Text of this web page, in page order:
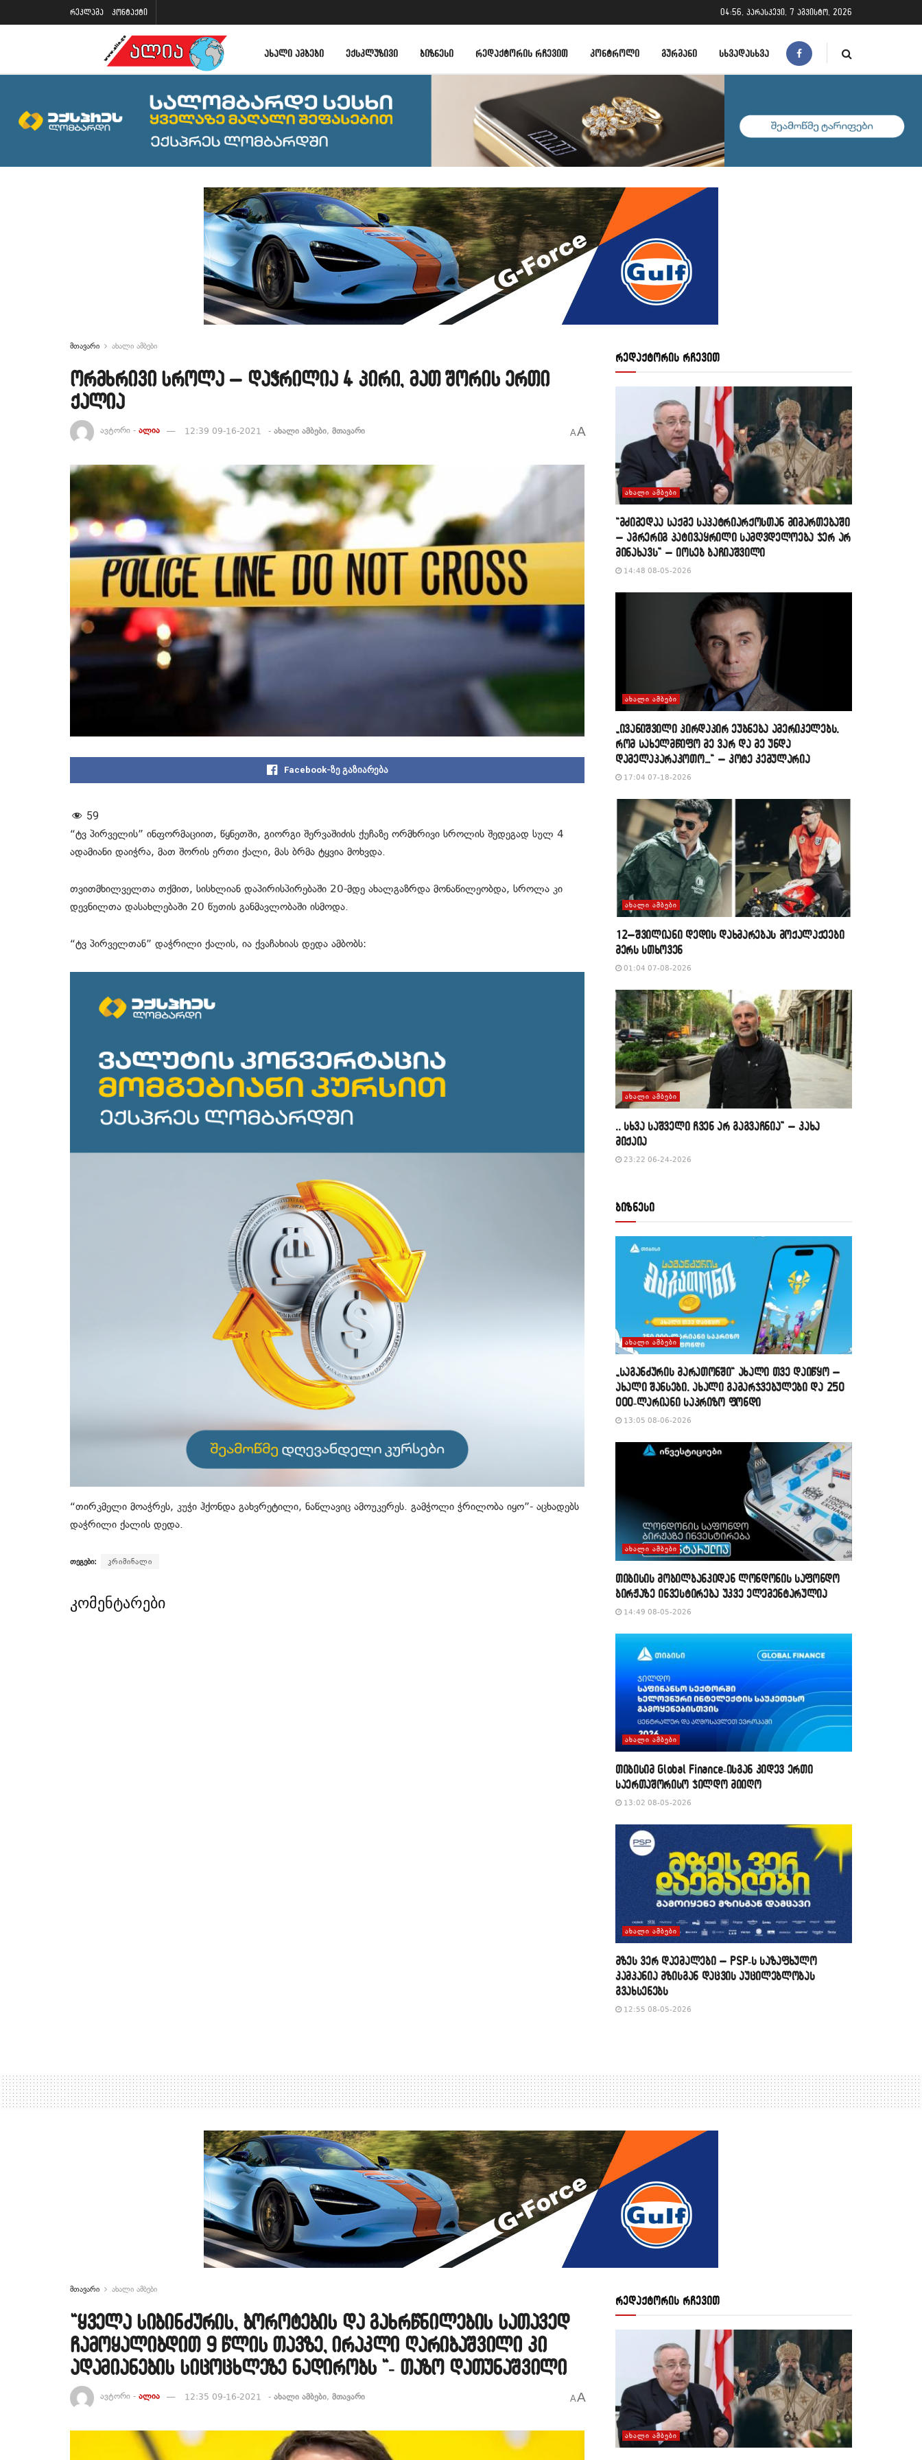
რეკლამა კონტაქტი 04:56, პარასკევი, 7 აგვისტო, 2026
ᲐᲮᲐᲚᲘ ᲐᲛᲑᲔᲑᲘ ᲔᲥᲡᲙᲚᲣᲖᲘᲕᲘ ᲑᲘᲖᲜᲔᲡᲘ ᲠᲔᲓᲐᲥᲢᲝᲠᲘᲡ ᲠᲩᲔᲕᲘᲗ ᲙᲝᲜᲢᲠᲝᲚᲘ ᲒᲣᲠᲛᲐᲜᲘ ᲡᲮᲕᲐᲓᲐᲡᲮᲕᲐ
მთავარი ახალი ამბები
ორმხრივი სროლა – დაჭრილია 4 პირი, მათ შორის ერთი
ქალია
ავტორი - ალია 12:39 09-16-2021 - ახალი ამბები, მთავარი AA
Facebook-ზე გაზიარება
59
“ტვ პირველის” ინფორმაციით, წყნეთში, გიორგი შერვაშიძის ქუჩაზე ორმხრივი სროლის შედეგად სულ 4
ადამიანი დაიჭრა, მათ შორის ერთი ქალი, მას ბრმა ტყვია მოხვდა.
თვითმხილველთა თქმით, სისხლიან დაპირისპირებაში 20-მდე ახალგაზრდა მონაწილეობდა, სროლა კი
დევნილთა დასახლებაში 20 წუთის განმავლობაში ისმოდა.
“ტვ პირველთან” დაჭრილი ქალის, ია ქვაჩახიას დედა ამბობს:
“თირკმელი მოაჭრეს, კუჭი ჰქონდა გახვრეტილი, ნაწლავიც ამოუკერეს. გამჭოლი ჭრილობა იყო”- აცხადებს
დაჭრილი ქალის დედა.
თეგები: კრიმინალი
კომენტარები
რედაქტორის რჩევით
ᲐᲮᲐᲚᲘ ᲐᲛᲑᲔᲑᲘ
“მძიმედაა საქმე საპატრიარქოსთან მიმართებაში
– აგრერიგ პატივაყრილი სამღვდელოება ჯერ არ
მინახავს” – იოსებ ბაჩიაშვილი
14:48 08-05-2026
ᲐᲮᲐᲚᲘ ᲐᲛᲑᲔᲑᲘ
„ივანიშვილი პირდაპირ ეუბნება ამერიკელებს,
რომ სახელმწიფო მე ვარ და მე უნდა
დამელაპარაკოთო…“ – კოტე კემულარია
17:04 07-18-2026
ᲐᲮᲐᲚᲘ ᲐᲛᲑᲔᲑᲘ
12–შვილიანი დედის დახმარებას მოქალაქეები
მერს სთხოვენ
01:04 07-08-2026
ᲐᲮᲐᲚᲘ ᲐᲛᲑᲔᲑᲘ
,, სხვა საშველი ჩვენ არ გაგვაჩნია” – კახა
მიქაია
23:22 06-24-2026
ბიზნესი
ᲐᲮᲐᲚᲘ ᲐᲛᲑᲔᲑᲘ
„საგანძურის მარათონში“ ახალი თვე დაიწყო –
ახალი შანსები, ახალი გამარჯვებულები და 250
000-ლარიანი საპრიზო ფონდი
13:05 08-06-2026
ᲐᲮᲐᲚᲘ ᲐᲛᲑᲔᲑᲘ
თიბისის მობილბანკიდან ლონდონის საფონდო
ბირჟაზე ინვესტირება უკვე ელემენტარულია
14:49 08-05-2026
ᲐᲮᲐᲚᲘ ᲐᲛᲑᲔᲑᲘ
თიბისიმ Global Finance-ისგან კიდევ ერთი
საერთაშორისო ჯილდო მიიღო
13:02 08-05-2026
ᲐᲮᲐᲚᲘ ᲐᲛᲑᲔᲑᲘ
მზეს ვერ დაემალები – PSP-ს საზაფხულო
კამპანია მზისგან დაცვის აუცილებლობას
გვახსენებს
12:55 08-05-2026
მთავარი ახალი ამბები
“ყველა სიბინძურის, ბოროტების და გახრწნილების სათავედ
ჩამოყალიბდით 9 წლის თავზე, ირაკლი ღარიბაშვილი კი
ადამიანების სიცოცხლეზე ნადირობს “- თაზო დათუნაშვილი
ავტორი - ალია 12:35 09-16-2021 - ახალი ამბები, მთავარი AA
რედაქტორის რჩევით
ᲐᲮᲐᲚᲘ ᲐᲛᲑᲔᲑᲘ